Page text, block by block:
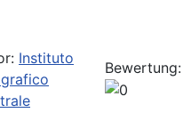
Instituto
Bewertung: